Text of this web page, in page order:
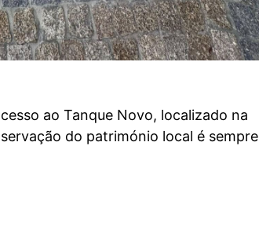
ao Tanque Novo, localizado na
do património local é sempre